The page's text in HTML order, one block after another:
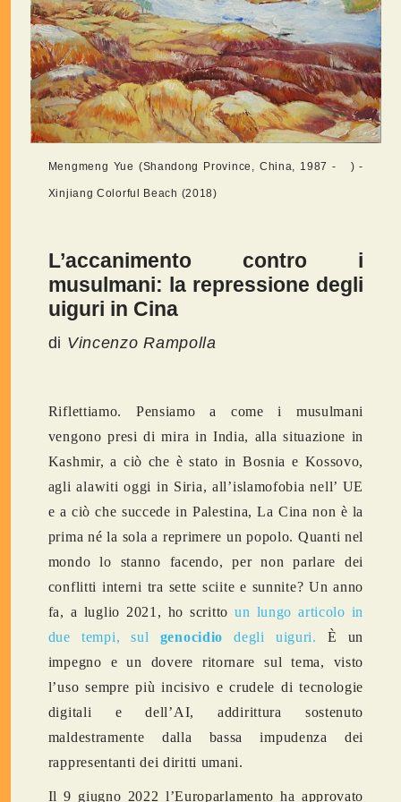
Mengmeng Yue (Shandong Province, China, 1987 - ) -
Xinjiang Colorful Beach (2018)
L’accanimento contro i
musulmani: la repressione degli
uiguri in Cina
di Vincenzo Rampolla
Riflettiamo. Pensiamo a come i musulmani
vengono presi di mira in India, alla situazione in
Kashmir, a ciò che è stato in Bosnia e Kossovo,
agli alawiti oggi in Siria, all’islamofobia nell’ UE
e a ciò che succede in Palestina, La Cina non è la
prima né la sola a reprimere un popolo. Quanti nel
mondo lo stanno facendo, per non parlare dei
conflitti interni tra sette sciite e sunnite? Un anno
fa, a luglio 2021, ho scritto un lungo articolo in
due tempi, sul genocidio degli uiguri.
È un
impegno e un dovere ritornare sul tema, visto
l’uso sempre più incisivo e crudele di tecnologie
digitali e dell’AI, addirittura sostenuto
maldestramente dalla bassa impudenza dei
rappresentanti dei diritti umani.
Il 9 giugno 2022 l’Europarlamento ha approvato